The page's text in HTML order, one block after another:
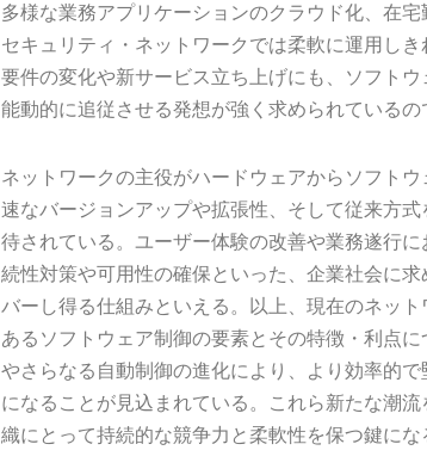
多様な業務アプリケーションのクラウド化、在
セキュリティ・ネットワークでは柔軟に運用し
要件の変化や新サービス立ち上げにも、ソフト
能動的に追従させる発想が強く求められているの
ネットワークの主役がハードウェアからソフト
速なバージョンアップや拡張性、そして従来方
待されている。ユーザー体験の改善や業務遂行
続性対策や可用性の確保といった、企業社会に
バーし得る仕組みといえる。以上、現在のネッ
あるソフトウェア制御の要素とその特徴・利点
やさらなる自動制御の進化により、より効率的
になることが見込まれている。これら新たな潮
織にとって持続的な競争力と柔軟性を保つ鍵にな